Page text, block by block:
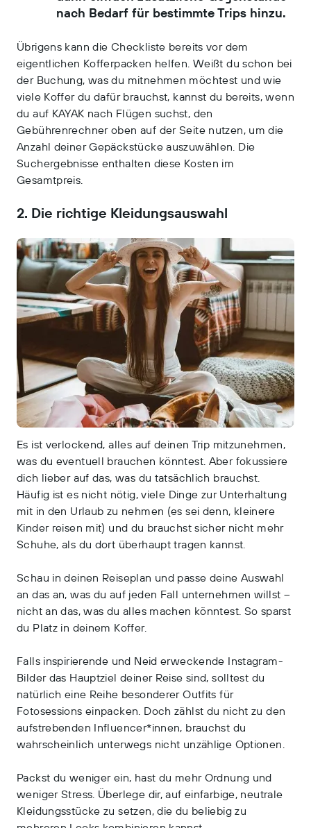
nach Bedarf für bestimmte Trips hinzu.
Übrigens kann die Checkliste bereits vor dem
eigentlichen Kofferpacken helfen. Weißt du schon bei
der Buchung, was du mitnehmen möchtest und wie
viele Koffer du dafür brauchst, kannst du bereits, wenn
du auf KAYAK nach Flügen suchst, den
Gebührenrechner oben auf der Seite nutzen, um die
Anzahl deiner Gepäckstücke auszuwählen. Die
Suchergebnisse enthalten diese Kosten im
Gesamtpreis.
2. Die richtige Kleidungsauswahl
Es ist verlockend, alles auf deinen Trip mitzunehmen,
was du eventuell brauchen könntest. Aber fokussiere
dich lieber auf das, was du tatsächlich brauchst.
Häufig ist es nicht nötig, viele Dinge zur Unterhaltung
mit in den Urlaub zu nehmen (es sei denn, kleinere
Kinder reisen mit) und du brauchst sicher nicht mehr
Schuhe, als du dort überhaupt tragen kannst.
Schau in deinen Reiseplan und passe deine Auswahl
an das an, was du auf jeden Fall unternehmen willst –
nicht an das, was du alles machen könntest. So sparst
du Platz in deinem Koffer.
Falls inspirierende und Neid erweckende Instagram-
Bilder das Hauptziel deiner Reise sind, solltest du
natürlich eine Reihe besonderer Outfits für
Fotosessions einpacken. Doch zählst du nicht zu den
aufstrebenden Influencer*innen, brauchst du
wahrscheinlich unterwegs nicht unzählige Optionen.
Packst du weniger ein, hast du mehr Ordnung und
weniger Stress. Überlege dir, auf einfarbige, neutrale
Kleidungsstücke zu setzen, die du beliebig zu